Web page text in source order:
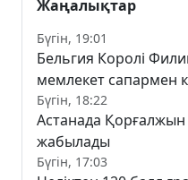
Жаңалықтар
Бүгін, 19:01
Бельгия Королі
мемлекет сапармен
Бүгін, 18:22
Астанада Қорғалжын
жабылады
Бүгін, 17:03